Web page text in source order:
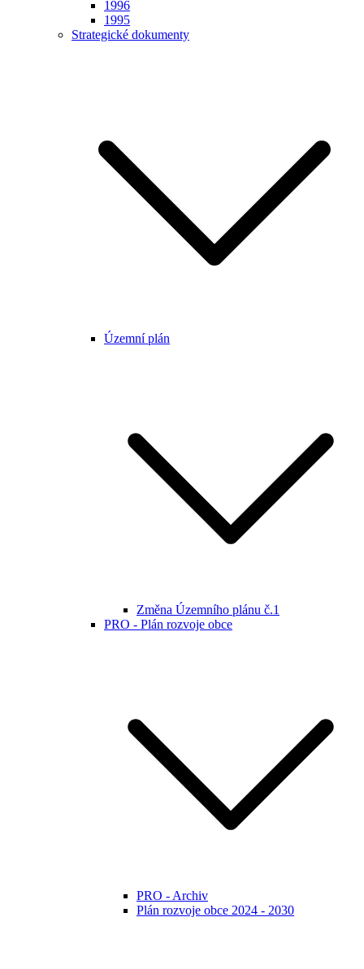
1996
1995
Strategické dokumenty
Územní plán
Změna Územního plánu č.1
PRO - Plán rozvoje obce
PRO - Archiv
Plán rozvoje obce 2024 - 2030